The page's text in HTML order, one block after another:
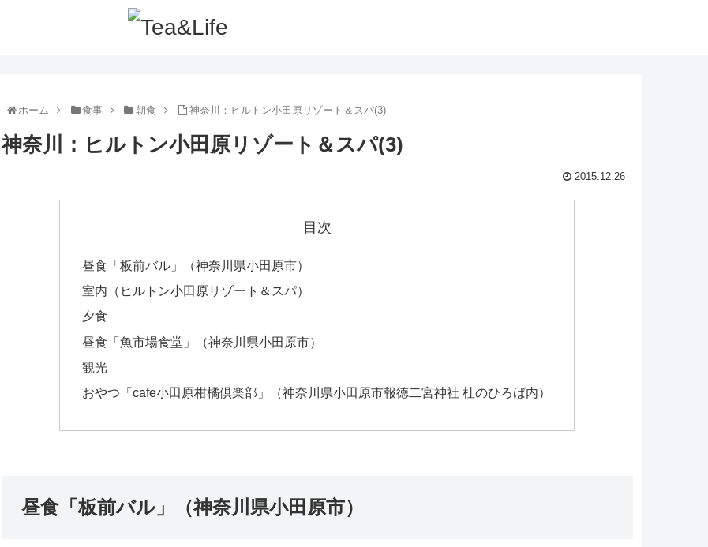
ホーム 食事 朝食 神奈川：ヒルトン小田原リゾート＆スパ(3)
神奈川：ヒルトン小田原リゾート＆スパ(3)
2015.12.26
目次
昼食「板前バル」（神奈川県小田原市）
室内（ヒルトン小田原リゾート＆スパ）
夕食
昼食「魚市場食堂」（神奈川県小田原市）
観光
おやつ「cafe小田原柑橘倶楽部」（神奈川県小田原市報徳二宮神社 杜のひろば内）
昼食「板前バル」（神奈川県小田原市）